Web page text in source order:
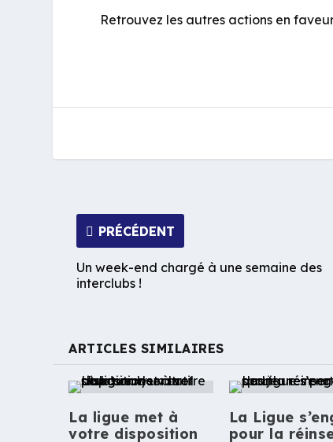
Retrouvez les autres actions en
PRÉCÉDENT
Un week-end chargé à une semaine des
interclubs !
ARTICLES SIMILAIRES
La ligue met à
votre disposition
La Ligue
pour la